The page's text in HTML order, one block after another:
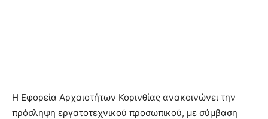
Η Εφορεία Αρχαιοτήτων Κορινθίας ανακοινώνει την
πρόσληψη εργατοτεχνικού προσωπικού, με σύμβαση